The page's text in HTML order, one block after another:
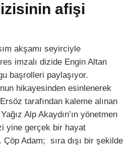
afişi
akşamı seyirciyle
imzalı dizide Engin Altan
başrolleri paylaşıyor.
hikayesinden esinlenerek
tarafından kaleme alınan
Alp Akaydın’ın yönetmen
yine gerçek bir hayat
Çöp Adam; sıra dışı bir şekilde